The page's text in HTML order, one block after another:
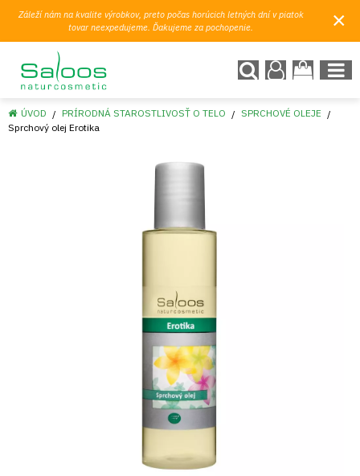
Záleží nám na kvalite výrobkov, preto počas horúcich letných dní v piatok
tovar neexpedujeme. Ďakujeme za pochopenie.
×
ÚVOD PRÍRODNÁ STAROSTLIVOSŤ O TELO
SPRCHOVÉ OLEJE
Sprchový olej Erotika